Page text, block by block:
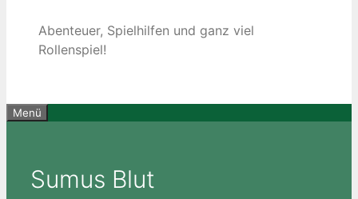
Abenteuer, Spielhilfen und ganz viel
Rollenspiel!
Menü
Sumus Blut